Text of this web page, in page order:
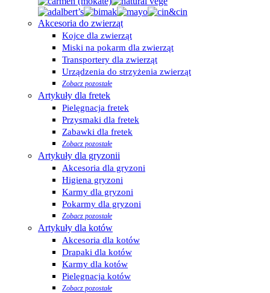
Akcesoria do zwierząt
Kojce dla zwierząt
Miski na pokarm dla zwierząt
Transportery dla zwierząt
Urządzenia do strzyżenia zwierząt
Zobacz pozostałe
Artykuły dla fretek
Pielęgnacja fretek
Przysmaki dla fretek
Zabawki dla fretek
Zobacz pozostałe
Artykuły dla gryzonii
Akcesoria dla gryzoni
Higiena gryzoni
Karmy dla gryzoni
Pokarmy dla gryzoni
Zobacz pozostałe
Artykuły dla kotów
Akcesoria dla kotów
Drapaki dla kotów
Karmy dla kotów
Pielęgnacja kotów
Zobacz pozostałe